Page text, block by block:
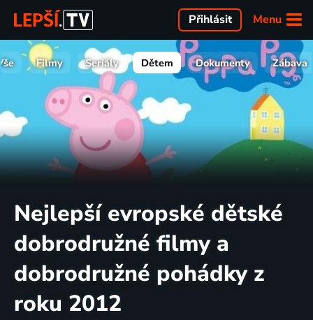
Menu
Přihlásit
Filmy Seriály Dětem Dokumenty Zábava
Nejlepší evropské dětské
dobrodružné filmy a
dobrodružné pohádky z
roku 2012